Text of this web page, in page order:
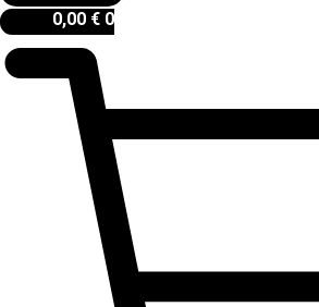
0,00 € 0